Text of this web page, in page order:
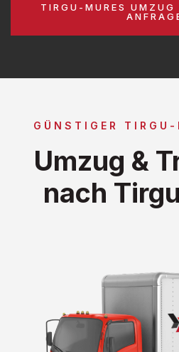
TIRGU-MURES UMZUG
GÜNSTIGER TIRGU-
Umzug &
nach